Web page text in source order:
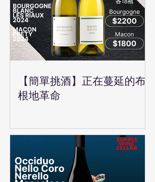
【簡單挑酒】正在蔓延的布
根地革命